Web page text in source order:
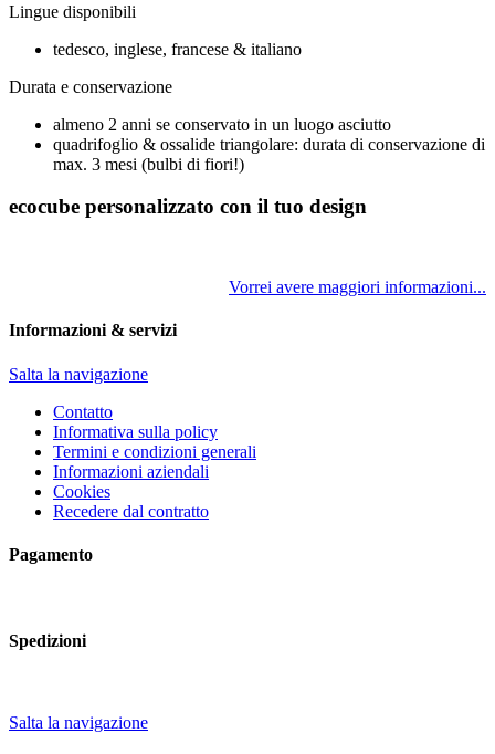
Lingue disponibili
tedesco, inglese, francese & italiano
Durata e conservazione
almeno 2 anni se conservato in un luogo asciutto
quadrifoglio & ossalide triangolare: durata di conservazione di
max. 3 mesi (bulbi di fiori!)
ecocube personalizzato con il tuo design
Vorrei avere maggiori informazioni...
Informazioni & servizi
Salta la navigazione
Contatto
Informativa sulla policy
Termini e condizioni generali
Informazioni aziendali
Cookies
Recedere dal contratto
Pagamento
Spedizioni
Salta la navigazione